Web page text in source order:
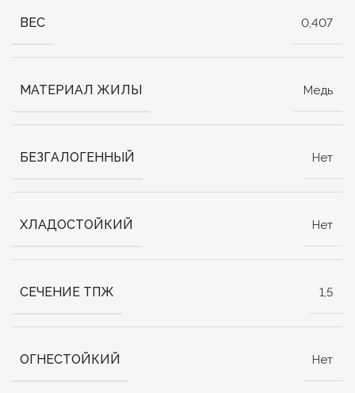
ВЕС 0,407
МАТЕРИАЛ ЖИЛЫ Медь
БЕЗГАЛОГЕННЫЙ Нет
ХЛАДОСТОЙКИЙ Нет
СЕЧЕНИЕ ТПЖ 1,5
ОГНЕСТОЙКИЙ Нет